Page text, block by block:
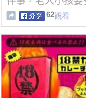
62觀看